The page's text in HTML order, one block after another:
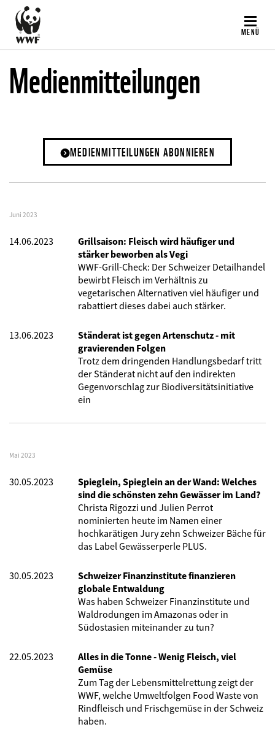
Direkt
zum
Inhalt
MENÜ
Medienmitteilungen
MEDIENMITTEILUNGEN ABONNIEREN
Juni 2023
14.06.2023
Grillsaison: Fleisch wird häufiger und
stärker beworben als Vegi
WWF-Grill-Check: Der Schweizer Detailhandel
bewirbt Fleisch im Verhältnis zu
vegetarischen Alternativen viel häufiger und
rabattiert dieses dabei auch stärker.
13.06.2023
Ständerat ist gegen Artenschutz - mit
gravierenden Folgen
Trotz dem dringenden Handlungsbedarf tritt
der Ständerat nicht auf den indirekten
Gegenvorschlag zur Biodiversitätsinitiative
ein
Mai 2023
30.05.2023
Spieglein, Spieglein an der Wand: Welches
sind die schönsten zehn Gewässer im Land?
Christa Rigozzi und Julien Perrot
nominierten heute im Namen einer
hochkarätigen Jury zehn Schweizer Bäche für
das Label Gewässerperle PLUS.
30.05.2023
Schweizer Finanzinstitute finanzieren
globale Entwaldung
Was haben Schweizer Finanzinstitute und
Waldrodungen im Amazonas oder in
Südostasien miteinander zu tun?
22.05.2023
Alles in die Tonne - Wenig Fleisch, viel
Gemüse
Zum Tag der Lebensmittelrettung zeigt der
WWF, welche Umweltfolgen Food Waste von
Rindfleisch und Frischgemüse in der Schweiz
haben.